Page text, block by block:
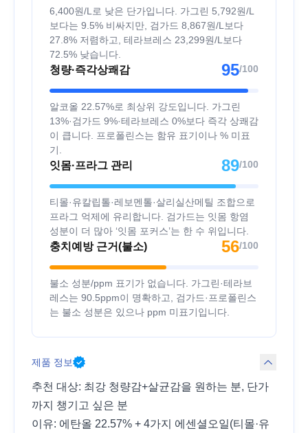
6,400원/L로 낮은 단가입니다. 가그린 5,792원/L
보다는 9.5% 비싸지만, 검가드 8,867원/L보다
27.8% 저렴하고, 테라브레스 23,299원/L보다
72.5% 낮습니다.
청량·즉각상쾌감 95/100
알코올 22.57%로 최상위 강도입니다. 가그린
13%·검가드 9%·테라브레스 0%보다 즉각 상쾌감
이 큽니다. 프로폴린스는 함유 표기이나 % 미표
기.
잇몸·프라그 관리 89/100
티몰·유칼립톨·레보멘톨·살리실산메틸 조합으로
프라그 억제에 유리합니다. 검가드는 잇몸 항염
성분이 더 많아 ‘잇몸 포커스’는 한 수 위입니다.
충치예방 근거(불소) 56/100
불소 성분/ppm 표기가 없습니다. 가그린·테라브
레스는 90.5ppm이 명확하고, 검가드·프로폴린스
는 불소 성분은 있으나 ppm 미표기입니다.
제품 정보
추천 대상: 최강 청량감+살균감을 원하는 분, 단가
까지 챙기고 싶은 분
이유: 에탄올 22.57% + 4가지 에센셜오일(티몰·유